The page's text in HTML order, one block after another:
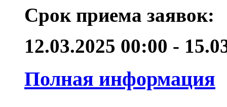
Срок приема заявок:
12.03.2025 00:00 -
Полная информация